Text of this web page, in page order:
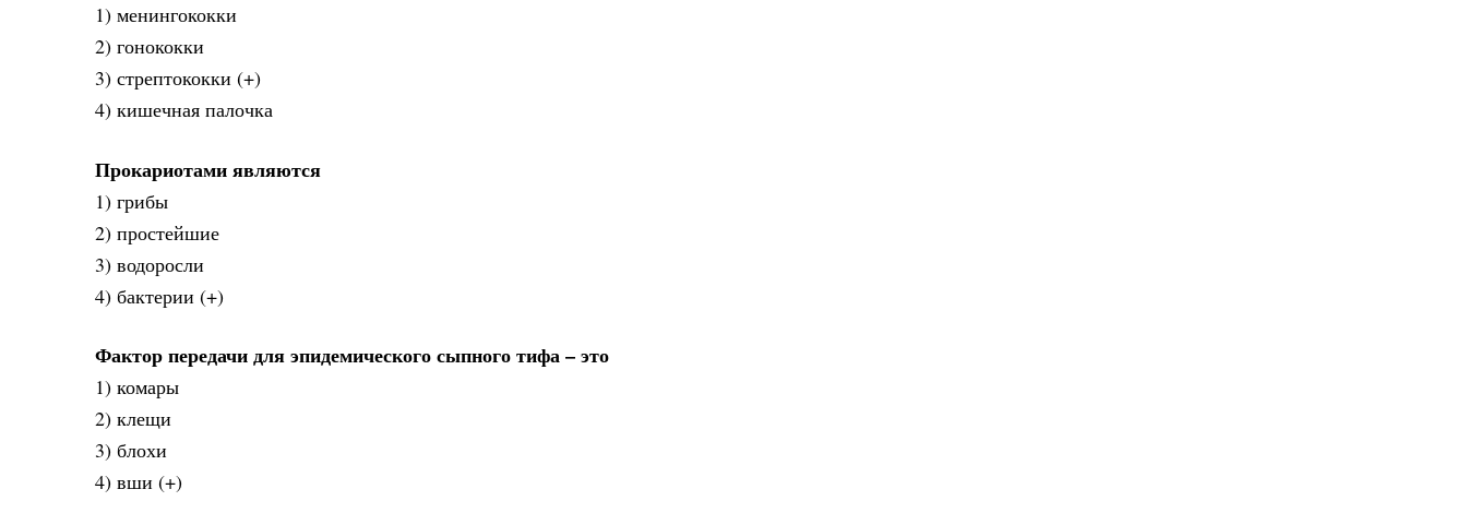
1) менингококки
2) гонококки
3) стрептококки (+)
4) кишечная палочка
Прокариотами являются
1) грибы
2) простейшие
3) водоросли
4) бактерии (+)
Фактор передачи для эпидемического сыпного тифа – это
1) комары
2) клещи
3) блохи
4) вши (+)